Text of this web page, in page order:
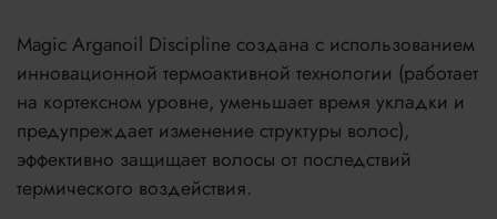
Magic Arganoil Discipline создана с использованием
инновационной термоактивной технологии (работает
на кортексном уровне, уменьшает время укладки и
предупреждает изменение структуры волос),
эффективно защищает волосы от последствий
термического воздействия.